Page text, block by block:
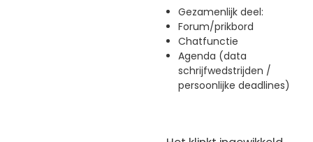
Gezamenlijk deel:
Forum/prikbord
Chatfunctie
Agenda (data
schrijfwedstrijden /
persoonlijke deadlines)